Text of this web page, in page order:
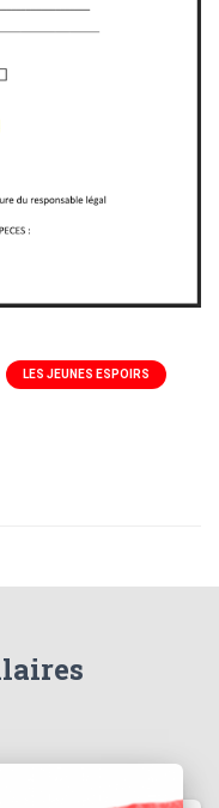
LES JEUNES ESPOIRS